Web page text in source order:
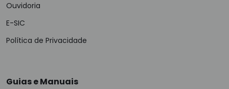
Ouvidoria
E-SIC
Política de Privacidade
Guias e Manuais